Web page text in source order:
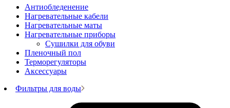
Антиобледенение
Нагревательные кабели
Нагревательные маты
Нагревательные приборы
Сушилки для обуви
Пленочный пол
Терморегуляторы
Аксессуары
Фильтры для воды